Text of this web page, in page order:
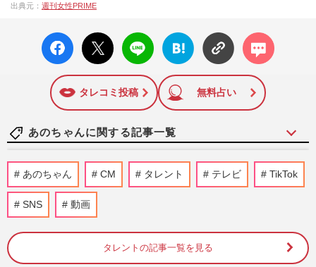
成27年）1月に開設された主婦と生活社が運営する日本のニュ
陣の執筆記事を配信するほか、女性週刊誌『週刊女性』の誌
面に掲載された記事から、インターネット利用者層にとって
特に関心の高い題材の記事を、WEB向けにリライトして配信
しています！
出典元： 週刊女性PRIME
facebo
ok い
X ポス
ト
LINE
はてな
ブック
に追加
コメン
ト
タレコミ投稿 無料占い
あのちゃんに関する記事一覧
《「苦手な」バラエティアイドルTOP5》
「鈴木紗理奈嫌い」発言で大炎上のあのち
ゃんを超えた、ダントツ1位…
『あのちゃんねる』炎上で放送終了…過去
あのちゃん CM タレント テレビ TikTok
SNS 動画
タレントの記事一覧を見る